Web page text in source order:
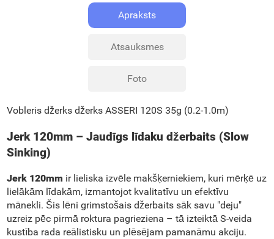
Apraksts
Atsauksmes
Foto
Vobleris džerks džerks ASSERI 120S 35g (0.2-1.0m)
Jerk 120mm – Jaudīgs līdaku džerbaits (Slow
Sinking)
Jerk 120mm ir lieliska izvēle makšķerniekiem, kuri mērķē uz
lielākām līdakām, izmantojot kvalitatīvu un efektīvu
mānekli. Šis lēni grimstošais džerbaits sāk savu "deju"
uzreiz pēc pirmā roktura pagrieziena – tā izteiktā S-veida
kustība rada reālistisku un plēsējam pamanāmu akciju.